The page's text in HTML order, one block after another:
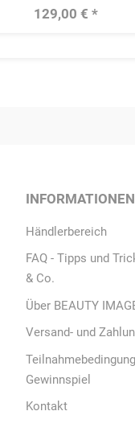
129,00 € *
INFORMATIONEN
Händlerbereich
FAQ - Tipps und
& Co.
Über BEAUTY
Versand- und
Gewinnspiel
Kontakt